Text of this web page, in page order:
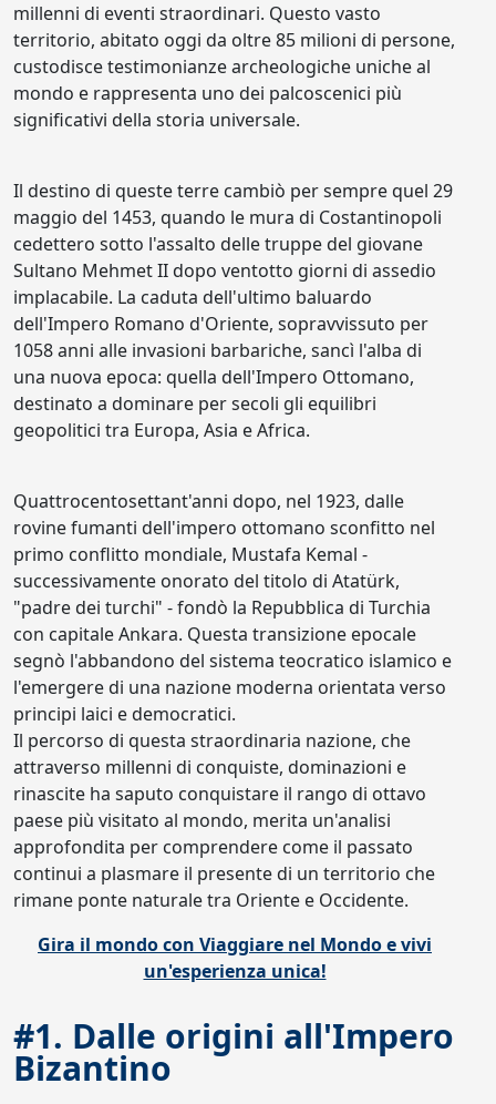
millenni di eventi straordinari. Questo vasto
territorio, abitato oggi da oltre 85 milioni di persone,
custodisce testimonianze archeologiche uniche al
mondo e rappresenta uno dei palcoscenici più
significativi della storia universale.
Il destino di queste terre cambiò per sempre quel 29
maggio del 1453, quando le mura di Costantinopoli
cedettero sotto l'assalto delle truppe del giovane
Sultano Mehmet II dopo ventotto giorni di assedio
implacabile. La caduta dell'ultimo baluardo
dell'Impero Romano d'Oriente, sopravvissuto per
1058 anni alle invasioni barbariche, sancì l'alba di
una nuova epoca: quella dell'Impero Ottomano,
destinato a dominare per secoli gli equilibri
geopolitici tra Europa, Asia e Africa.
Quattrocentosettant'anni dopo, nel 1923, dalle
rovine fumanti dell'impero ottomano sconfitto nel
primo conflitto mondiale, Mustafa Kemal -
successivamente onorato del titolo di Atatürk,
"padre dei turchi" - fondò la Repubblica di Turchia
con capitale Ankara. Questa transizione epocale
segnò l'abbandono del sistema teocratico islamico e
l'emergere di una nazione moderna orientata verso
principi laici e democratici.
Il percorso di questa straordinaria nazione, che
attraverso millenni di conquiste, dominazioni e
rinascite ha saputo conquistare il rango di ottavo
paese più visitato al mondo, merita un'analisi
approfondita per comprendere come il passato
continui a plasmare il presente di un territorio che
rimane ponte naturale tra Oriente e Occidente.
Gira il mondo con Viaggiare nel Mondo e vivi
un'esperienza unica!
#1. Dalle origini all'Impero
Bizantino